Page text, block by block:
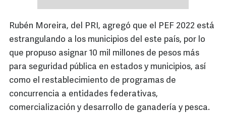
Rubén Moreira, del PRI, agregó que el PEF 2022 está
estrangulando a los municipios del este país, por lo
que propuso asignar 10 mil millones de pesos más
para seguridad pública en estados y municipios, así
como el restablecimiento de programas de
concurrencia a entidades federativas,
comercialización y desarrollo de ganadería y pesca.